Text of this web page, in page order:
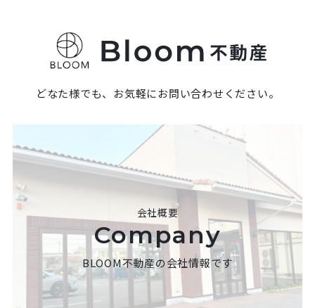
どなた様でも、お気軽にお問い合わせください。
会社概要
Company
BLOOM不動産の会社情報です